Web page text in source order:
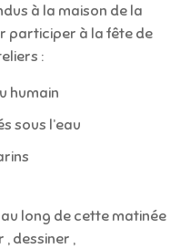
à la maison de la
participer à la fête de
:
humain
sous l’eau
long de cette matinée
dessiner ,